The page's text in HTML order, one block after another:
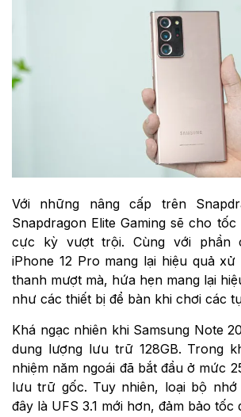
Với những nâng cấp trên
Snapdragon Elite Gaming sẽ cho
cực kỳ vượt trội. Cùng với phần
iPhone 12 Pro mang lại hiệu quả
thanh mượt mà, hứa hẹn mang lại
như các thiết bị để bàn khi chơi các
Khá ngạc nhiên khi Samsung Note
dung lượng lưu trữ 128GB. Trong
nhiệm năm ngoái đã bắt đầu ở mức
lưu trữ gốc. Tuy nhiên, loại bộ
đây là UFS 3.1 mới hơn, đảm bảo tốc